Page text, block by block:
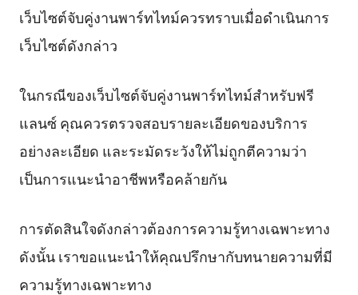
เว็บไซต์จับคู่งานพาร์ทไทม์ควรทราบเมื่อดำเนินการ
เว็บไซต์ดังกล่าว
ในกรณีของเว็บไซต์จับคู่งานพาร์ทไทม์สำหรับฟรี
แลนซ์ คุณควรตรวจสอบรายละเอียดของบริการ
อย่างละเอียด และระมัดระวังให้ไม่ถูกตีความว่า
เป็นการแนะนำอาชีพหรือคล้ายกัน
การตัดสินใจดังกล่าวต้องการความรู้ทางเฉพาะทาง
ดังนั้น เราขอแนะนำให้คุณปรึกษากับทนายความที่มี
ความรู้ทางเฉพาะทาง